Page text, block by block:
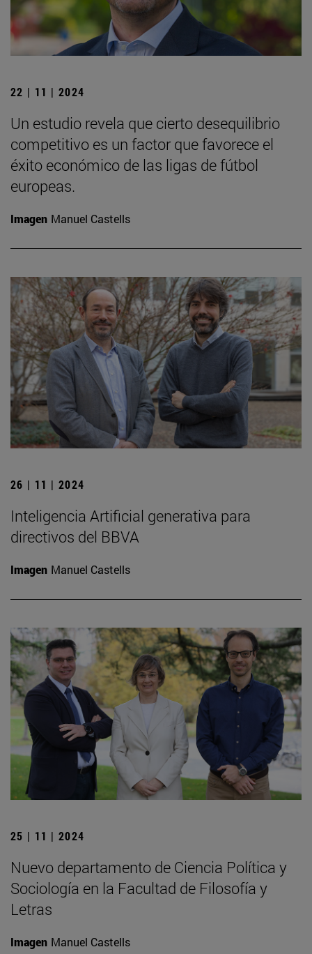
22 | 11 | 2024
Un estudio revela que cierto desequilibrio
competitivo es un factor que favorece el
éxito económico de las ligas de fútbol
europeas.
Imagen Manuel Castells
26 | 11 | 2024
Inteligencia Artificial generativa para
directivos del BBVA
Imagen Manuel Castells
25 | 11 | 2024
Nuevo departamento de Ciencia Política y
Sociología en la Facultad de Filosofía y
Letras
Imagen Manuel Castells